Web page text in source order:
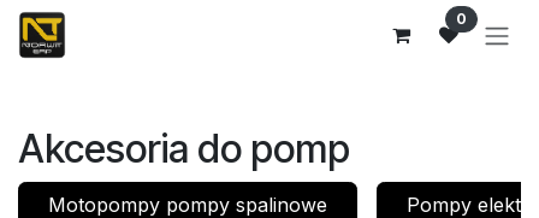
Przejdź do zawartości 0
Akcesoria do pomp
Motopompy pompy spalinowe Pompy